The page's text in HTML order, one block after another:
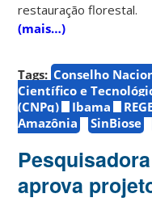
restauração florestal.
(mais…)
Tags: Conselho
Científico e
(CNPq)
Ibama
Amazônia
SinBiose
aprova